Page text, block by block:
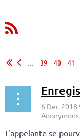
... 39 40 41
L’appelante se